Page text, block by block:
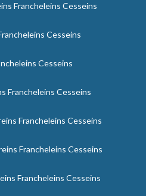
Francheleins Cesseins
Cesseins
Cesseins
Francheleins Cesseins
Francheleins Cesseins
Francheleins Cesseins
Francheleins Cesseins